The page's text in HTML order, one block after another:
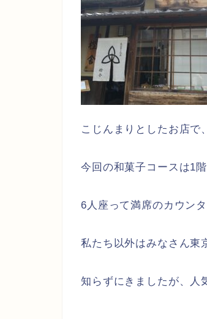
こじんまりとしたお店で
今回の和菓子コースは1
6人座って満席のカウンタ
私たち以外はみなさん東
知らずにきましたが、人